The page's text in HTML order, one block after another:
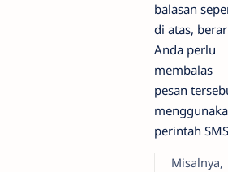
balasan
di atas,
Anda perlu
membalas
pesan
perintah
Misalnya,